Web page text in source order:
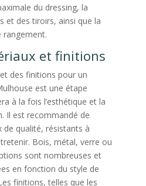
du dressing, la
et des tiroirs, ainsi que la
rangement.
et finitions
des finitions pour un
est une étape
à la fois l’esthétique et la
Il est recommandé de
de qualité, résistants à
Bois, métal, verre ou
sont nombreuses et
en fonction du style de
finitions, telles que les